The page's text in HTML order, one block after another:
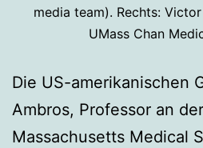
media team). Rechts:
UMass Chan
Die US-amerikanischen
Ambros, Professor an
Massachusetts Medical